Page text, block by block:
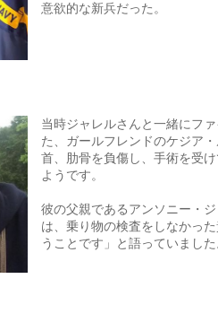
意欲的な新兵だった。
当時ジャレルさんと一緒にフ
た、ガールフレンドのケジア
首、肋骨を負傷し、手術を受
ようです。
彼の父親であるアンソニー・
は、乗り物の検査をしなかっ
うことです」と語っていました